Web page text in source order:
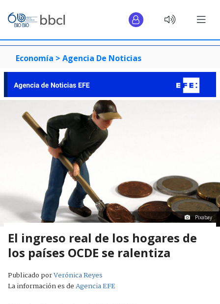
Economía > Agencia De Noticias
Pixabay
El ingreso real de los hogares de
los países OCDE se ralentiza
Publicado porVerónica Reyes
La información es deAgencia EFE